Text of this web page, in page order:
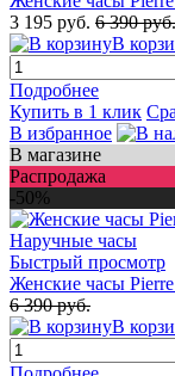
3 195 руб. 6 390 руб.
В
Подробнее
Купить в 1 клик
В избранное
В магазине
Распродажа
-50%
Быстрый просмотр
Женские часы
6 390 руб.
В